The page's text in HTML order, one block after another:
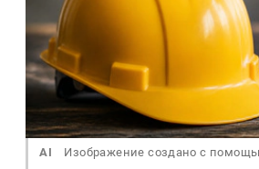
AI
Изображение создано с